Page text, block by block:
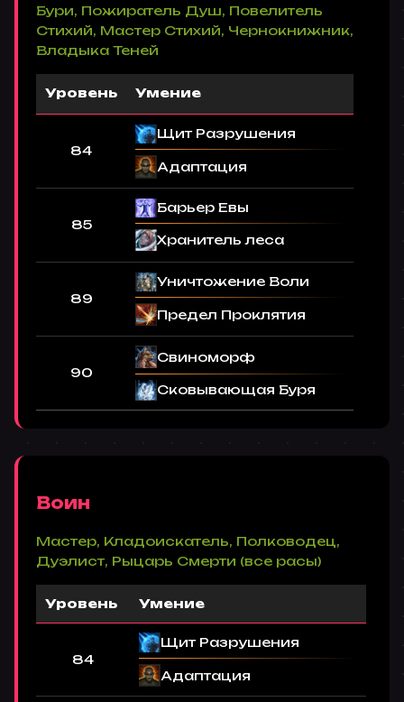
Бури, Пожиратель Душ, Повелитель
Стихий, Мастер Стихий, Чернокнижник,
Владыка Теней
Уровень Умение
84
Щит Разрушения
Адаптация
85
Барьер Евы
Хранитель леса
89
Уничтожение Воли
Предел Проклятия
90
Свиноморф
Сковывающая Буря
Воин
Мастер, Кладоискатель, Полководец,
Дуэлист, Рыцарь Смерти (все расы)
Уровень Умение
84
Щит Разрушения
Адаптация